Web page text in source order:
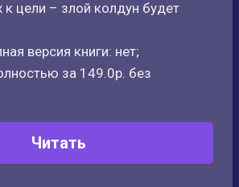
к цели – злой колдун будет
версия книги: нет;
за 149.0р. без
Читать